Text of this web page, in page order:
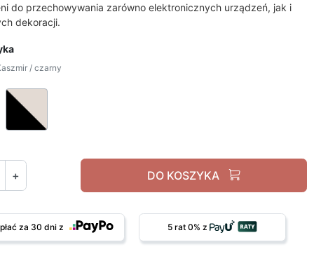
do przechowywania zarówno elektronicznych urządzeń, jak i
dekoracji.
/ czarny
/ czarny
+ DO KOSZYKA
za 30 dni z 5 rat 0% z